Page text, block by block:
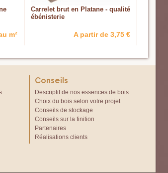
m²
Carrelet brut en Platane - qualité
ébénisterie
A partir de 3,75 €
Conseils
Descriptif de nos essences de bois
Choix du bois selon votre projet
Conseils de stockage
Conseils sur la finition
Partenaires
Réalisations clients